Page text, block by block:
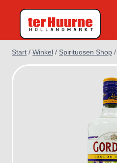
springen
Start / Winkel / Spirituosen Shop /